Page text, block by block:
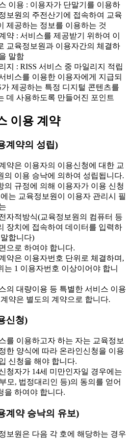
이용 : 이용자가 단말기를 이용하
보원의 주전산기에 접속하여 교육
제공하는 정보를 이용하는 것
약 : 서비스를 제공받기 위하여 이
교육정보원과 이용자간의 체결하
말함
지 : RISS 서비스 중 마일리지 적립
비스를 이용한 이용자에게 지급되
가 제공하는 특정 디지털 콘텐츠를
데 사용하도록 만들어진 포인트
이용 계약
계약의 성립)
약은 이용자의 이용신청에 대한 교
의 이용 승낙에 의하여 성립됩니다.
의 규정에 의해 이용자가 이용 신청
는 교육정보원이 이용자 관리시 필
자적방식(교육정보원의 컴퓨터 등
장치에 접속하여 데이터를 입력하
합니다)
으로 하여야 합니다.
약은 이용자번호 단위로 체결하며,
는 1 이용자번호 이상이어야 합니
의 대량이용 등 특별한 서비스 이용
약은 별도의 계약으로 합니다.
신청)
를 이용하고자 하는 자는 교육정보
한 양식에 따라 온라인신청을 이용
신청을 해야 합니다.
청자가 14세 미만인자일 경우에는
모, 법정대리인 등)의 동의를 얻어
을 하여야 합니다.
계약 승낙의 유보)
보원은 다음 각 호에 해당하는 경우